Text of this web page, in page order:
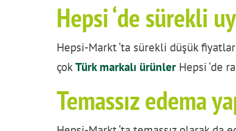
Hepsi ‘de sürekli
Hepsi-Markt ‘ta sürekli düşük
çok Türk markalı ürünler Hepsi ‘de
Temassız edema